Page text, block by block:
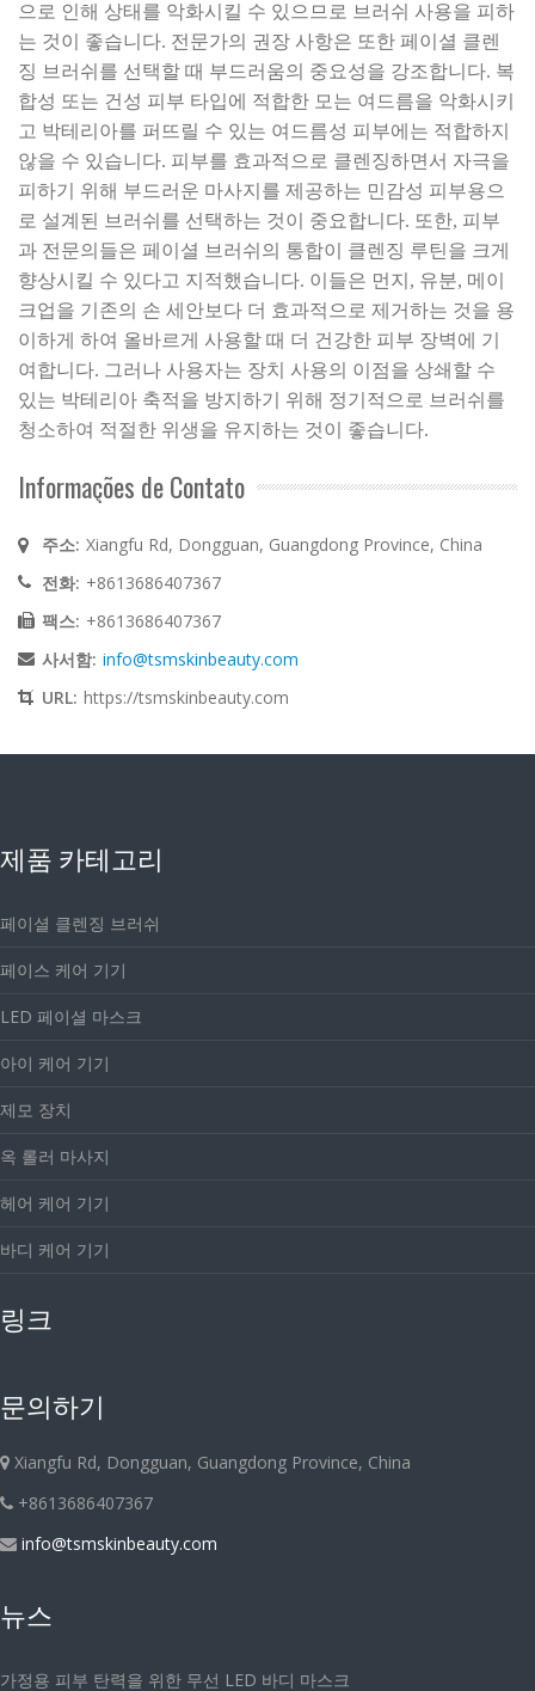
으로 인해 상태를 악화시킬 수 있으므로 브러쉬 사용을 피하
는 것이 좋습니다. 전문가의 권장 사항은 또한 페이셜 클렌
징 브러쉬를 선택할 때 부드러움의 중요성을 강조합니다. 복
합성 또는 건성 피부 타입에 적합한 모는 여드름을 악화시키
고 박테리아를 퍼뜨릴 수 있는 여드름성 피부에는 적합하지
않을 수 있습니다. 피부를 효과적으로 클렌징하면서 자극을
피하기 위해 부드러운 마사지를 제공하는 민감성 피부용으
로 설계된 브러쉬를 선택하는 것이 중요합니다. 또한, 피부
과 전문의들은 페이셜 브러쉬의 통합이 클렌징 루틴을 크게
향상시킬 수 있다고 지적했습니다. 이들은 먼지, 유분, 메이
크업을 기존의 손 세안보다 더 효과적으로 제거하는 것을 용
이하게 하여 올바르게 사용할 때 더 건강한 피부 장벽에 기
여합니다. 그러나 사용자는 장치 사용의 이점을 상쇄할 수
있는 박테리아 축적을 방지하기 위해 정기적으로 브러쉬를
청소하여 적절한 위생을 유지하는 것이 좋습니다.
Informações de Contato
주소: Xiangfu Rd, Dongguan, Guangdong Province, China
전화: +8613686407367
팩스: +8613686407367
사서함: info@tsmskinbeauty.com
URL: https://tsmskinbeauty.com
제품 카테고리
페이셜 클렌징 브러쉬
페이스 케어 기기
LED 페이셜 마스크
아이 케어 기기
제모 장치
옥 롤러 마사지
헤어 케어 기기
바디 케어 기기
링크
문의하기
Xiangfu Rd, Dongguan, Guangdong Province, China
+8613686407367
info@tsmskinbeauty.com
뉴스
가정용 피부 탄력을 위한 무선 LED 바디 마스크